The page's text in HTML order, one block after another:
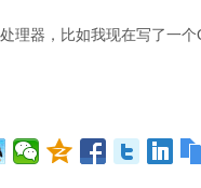
理器，比如我现在写了一